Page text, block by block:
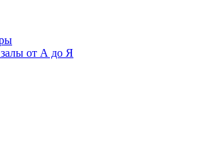
от А до Я